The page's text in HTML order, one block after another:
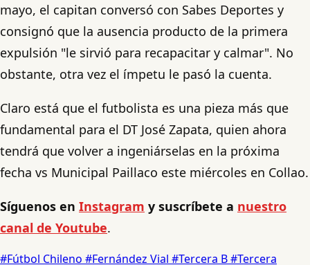
mayo, el capitan conversó con Sabes Deportes y
consignó que la ausencia producto de la primera
expulsión "le sirvió para recapacitar y calmar". No
obstante, otra vez el ímpetu le pasó la cuenta.
Claro está que el futbolista es una pieza más que
fundamental para el DT José Zapata, quien ahora
tendrá que volver a ingeniárselas en la próxima
fecha vs Municipal Paillaco este miércoles en Collao.
Síguenos en Instagram y suscríbete a nuestro
canal de Youtube.
#Fútbol Chileno #Fernández Vial #Tercera B#Tercera